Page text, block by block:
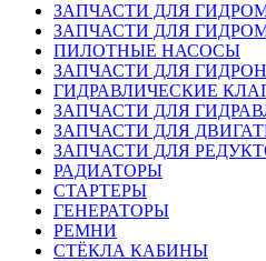
ЗАПЧАСТИ ДЛЯ
ЗАПЧАСТИ ДЛЯ
ПИЛОТНЫЕ НАСОСЫ
ЗАПЧАСТИ ДЛЯ
ГИДРАВЛИЧЕСКИЕ
ЗАПЧАСТИ ДЛЯ
ЗАПЧАСТИ ДЛЯ
ЗАПЧАСТИ ДЛЯ
РАДИАТОРЫ
СТАРТЕРЫ
ГЕНЕРАТОРЫ
РЕМНИ
СТЁКЛА КАБИНЫ